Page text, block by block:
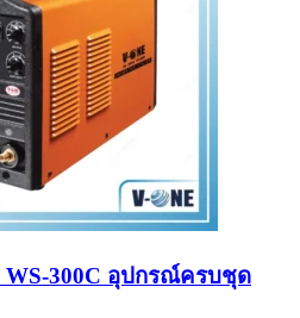
WS-300C อุปกรณ์ครบชุด